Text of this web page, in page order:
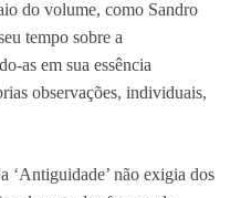
do volume, como Sandro
tempo sobre a
as em sua essência
observações, individuais,
‘Antiguidade’ não exigia dos